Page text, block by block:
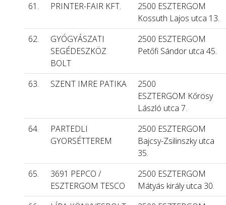
61.
PRINTER-FAIR KFT.
2500 ESZTERGOM
Kossuth Lajos utca 13.
62.
GYÓGYÁSZATI
SEGÉDESZKÖZ
BOLT
2500 ESZTERGOM
Petőfi Sándor utca 45.
63. SZENT IMRE PATIKA
2500
ESZTERGOM Kőrösy
László utca 7.
64.
PARTEDLI
GYORSÉTTEREM
2500 ESZTERGOM
Bajcsy-Zsilinszky utca
35.
65.
3691 PEPCO /
ESZTERGOM TESCO
2500 ESZTERGOM
Mátyás király utca 30.